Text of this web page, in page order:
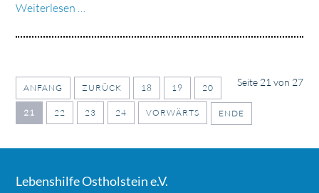
Weiterlesen …
Seite 21 von 27
ANFANG ZURÜCK 18 19 20
21 22 23 24 VORWÄRTS ENDE
Lebenshilfe Ostholstein e.V.